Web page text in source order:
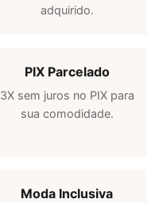
adquirido.
PIX Parcelado
3X sem juros no PIX para
sua comodidade.
Moda Inclusiva